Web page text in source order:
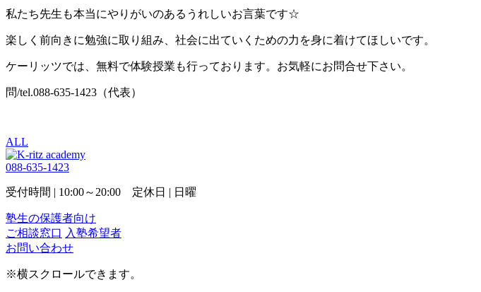
私たち先生も本当にやりがいのあるうれしいお言葉です☆
楽しく前向きに勉強に取り組み、社会に出ていくための力を身に着けてほしいです。
ケーリッツでは、無料で体験授業も行っております。お気軽にお問合せ下さい。
問/tel.088-635-1423（代表）
ALL
088-635-1423
受付時間 | 10:00～20:00 定休日 | 日曜
塾生の保護者向け
ご相談窓口 入塾希望者
お問い合わせ
※横スクロールできます。